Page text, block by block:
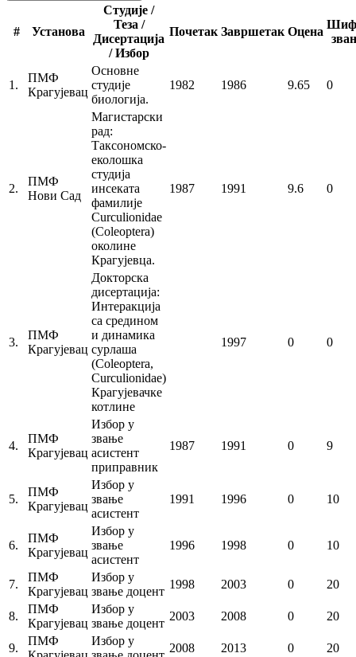
# Установа
Студије /
Теза /
Дисертација
/ Избор
Почетак Завршетак Оцена
1.
ПМФ
Крагујевац
Основне
студије
биологија.
1982 1986 9.65 0
2.
ПМФ
Нови Сад
Магистарски
рад:
Таксономско-
еколошка
студија
инсеката
фамилије
Curculionidae
(Coleoptera)
околине
Крагујевца.
1987 1991 9.6 0
3.
ПМФ
Крагујевац
Докторска
дисертација:
Интеракција
са средином
и динамика
сурлаша
(Coleoptera,
Curculionidae)
Крагујевачке
котлине
1997 0 0
4.
ПМФ
Крагујевац
Избор у
звање
асистент
приправник
1987 1991 0 9
5.
ПМФ
Крагујевац
Избор у
звање
асистент
1991 1996 0 10
6.
ПМФ
Крагујевац
Избор у
звање
асистент
1996 1998 0 10
7.
ПМФ
Крагујевац
Избор у
звање доцент
1998 2003 0 20
8.
ПМФ
Крагујевац
Избор у
звање доцент
2003 2008 0 20
9.
ПМФ
Избор у
2008 2013 0 20